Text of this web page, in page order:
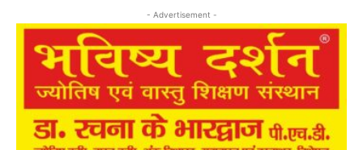
- Advertisement -